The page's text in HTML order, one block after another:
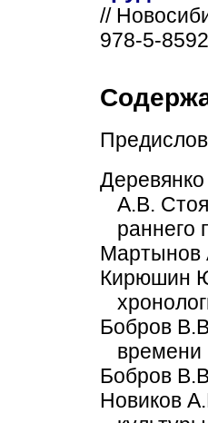
//
978-5-
А.В.
раннего
Мартынов
Кирюшин
Бобров
времени
Бобров
Новиков